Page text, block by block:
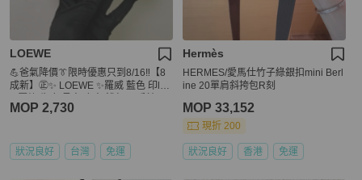
LOEWE
💪爸氣降價👔限時優惠只到8/16‼️【8
成新】㊣✨ LOEWE ✨羅威 藍色 印log
二手皮夾/保證正品🌳二手樹屋🌳
MOP 2,730
狀況良好 台灣 免運
Hermès
HERMES/愛馬仕竹子綠銀扣mini Berl
ine 20單肩斜挎包R刻
MOP 33,152
現折 200
狀況良好 香港 免運